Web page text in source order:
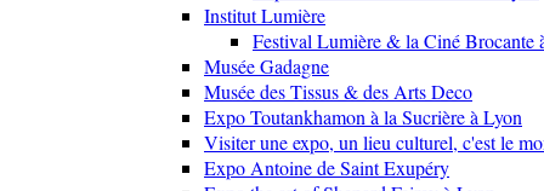
Institut Lumière
Festival Lumière & la Ciné Brocante
Musée Gadagne
Musée des Tissus & des Arts Deco
Expo Toutankhamon à la Sucrière à Lyon
Visiter une expo, un lieu culturel, c'est le
Expo Antoine de Saint Exupéry